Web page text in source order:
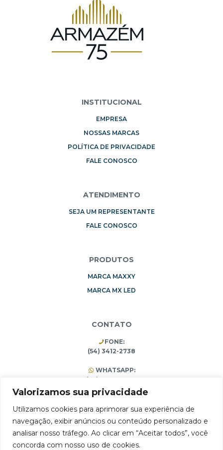
Valorizamos sua privacidade
Utilizamos cookies para aprimorar sua experiência de
navegação, exibir anúncios ou conteúdo personalizado e
analisar nosso tráfego. Ao clicar em “Aceitar todos”, você
concorda com nosso uso de cookies.
INSTITUCIONAL
EMPRESA
NOSSAS MARCAS
POLÍTICA DE PRIVACIDADE
FALE CONOSCO
ATENDIMENTO
SEJA UM REPRESENTANTE
FALE CONOSCO
PRODUTOS
MARCA MAXXY
MARCA MX LED
CONTATO
FONE:
(54) 3412-2738
WHATSAPP:
(54) 99196-3453
(54) 3412-1473
ARMAZÉM 75 Comércio e Importação Ltda.
Rua Pain Filho, 1994, São José, Farroupilha, RS 95180-406
CNPJ 10.314.731/0001-65